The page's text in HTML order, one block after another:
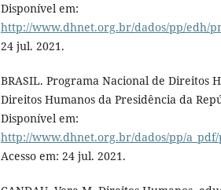
Disponível em:
http://www.dhnet.org.br/dados/pp/edh/
24 jul. 2021.
BRASIL. Programa Nacional de Direitos
Direitos Humanos da Presidência da
Disponível em:
http://www.dhnet.org.br/dados/pp/
Acesso em: 24 jul. 2021.